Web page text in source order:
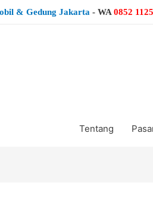
& Gedung Jakarta - WA 0852
Tentang